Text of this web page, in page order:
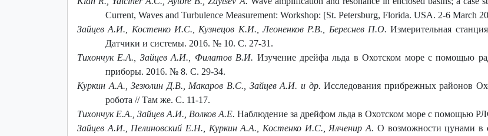
Current, Waves and Turbulence Measurement: Workshop: [St. Petersburg, Florida. USA. 2-6 March
Зайцев А.И., Костенко И.С., Кузнецов К.И., Леоненков Р.В., Береснев П.О. Измерительная
Датчики и системы. 2016. № 10. С. 27-31.
Тихончук Е.А., Зайцев А.И., Филатов В.И. Изучение дрейфа льда в Охотском море с помощью
приборы. 2016. № 8. С. 29-34.
Куркин А.А., Зезюлин Д.В., Макаров В.С., Зайцев А.И. и др.Исследования прибрежных районов
робота // Там же. С. 11-17.
Тихончук Е.А., Зайцев А.И., Волков А.Е. Наблюдение за дрейфом льда в Охотском море с помощью
Зайцев А.И., Пелиновский Е.Н., Куркин А.А., Костенко И.С., Ялченир А. О возможности цунами в